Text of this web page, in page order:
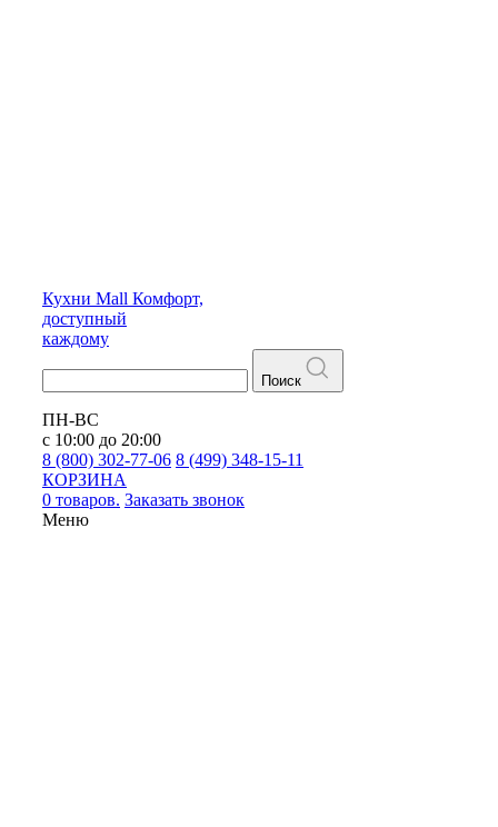
Кухни Mall Комфорт,
доступный
каждому
Поиск
ПН-ВС
с 10:00 до 20:00
8 (800) 302-77-06 8 (499) 348-15-11
КОРЗИНА
0 товаров. Заказать звонок
Меню